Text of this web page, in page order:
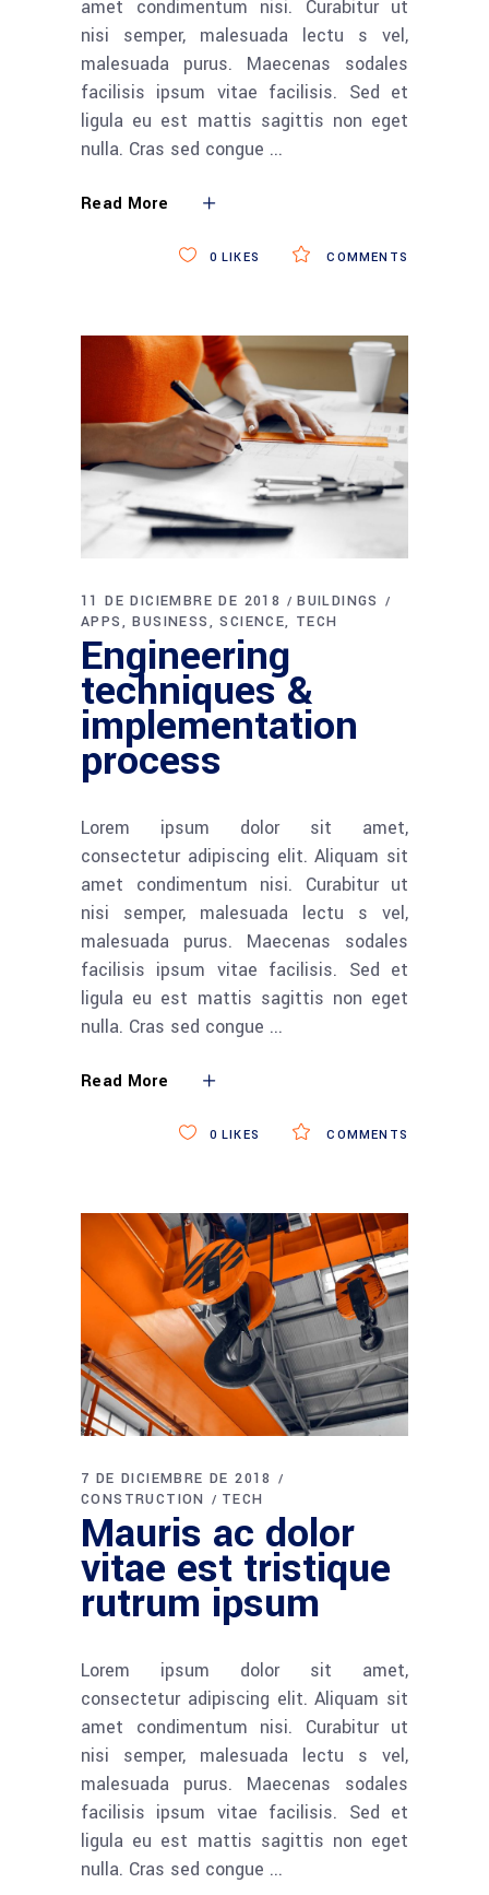
amet condimentum nisi. Curabitur ut
nisi semper, malesuada lectu s vel,
malesuada purus. Maecenas sodales
facilisis ipsum vitae facilisis. Sed et
ligula eu est mattis sagittis non eget
nulla. Cras sed congue
Read More
COMMENTS
0 LIKES
11 DE DICIEMBRE DE 2018
BUILDINGS
APPS
BUSINESS SCIENCE TECH
Engineering
techniques &
implementation
process
Lorem ipsum dolor sit amet,
consectetur adipiscing elit. Aliquam sit
amet condimentum nisi. Curabitur ut
nisi semper, malesuada lectu s vel,
malesuada purus. Maecenas sodales
facilisis ipsum vitae facilisis. Sed et
ligula eu est mattis sagittis non eget
nulla. Cras sed congue
Read More
COMMENTS
0 LIKES
7 DE DICIEMBRE DE 2018
CONSTRUCTION
TECH
Mauris ac dolor
vitae est tristique
rutrum ipsum
Lorem ipsum dolor sit amet,
consectetur adipiscing elit. Aliquam sit
amet condimentum nisi. Curabitur ut
nisi semper, malesuada lectu s vel,
malesuada purus. Maecenas sodales
facilisis ipsum vitae facilisis. Sed et
ligula eu est mattis sagittis non eget
nulla. Cras sed congue